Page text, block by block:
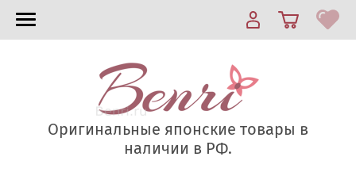
Оригинальные японские товары в
наличии в РФ.